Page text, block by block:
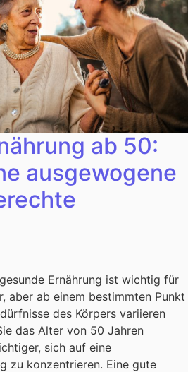
ab 50:
ausgewogene
Ernährung ist wichtig für
aber ab einem bestimmten Punkt
des Körpers variieren
das Alter von 50 Jahren
sich auf eine
zu konzentrieren. Eine gute